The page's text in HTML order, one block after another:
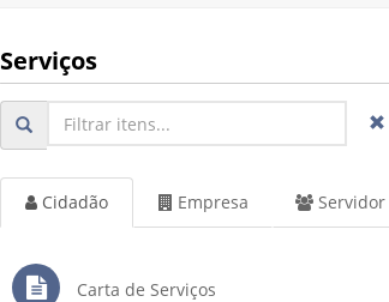
Serviços
Cidadão Empresa Servidor
Carta de Serviços